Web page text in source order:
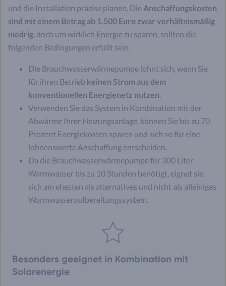
und die Installation präzise planen. Die Anschaffungskosten
sind mit einem Betrag ab 1.500 Euro zwar verhältnismäßig
niedrig, doch um wirklich Energie zu sparen, sollten die
folgenden Bedingungen erfüllt sein.
Die Brauchwasserwärmepumpe lohnt sich, wenn Sie
für ihren Betrieb keinen Strom aus dem
konventionellen Energienetz nutzen.
Verwenden Sie das System in Kombination mit der
Abwärme Ihrer Heizungsanlage, können Sie bis zu 70
Prozent Energiekosten sparen und sich so für eine
lohnenswerte Anschaffung entscheiden.
Da die Brauchwasserwärmepumpe für 300 Liter
Warmwasser bis zu 10 Stunden benötigt, eignet sie
sich am ehesten als alternatives und nicht als alleiniges
Warmwasseraufbereitungssystem.
Besonders geeignet in Kombination mit
Solarenergie